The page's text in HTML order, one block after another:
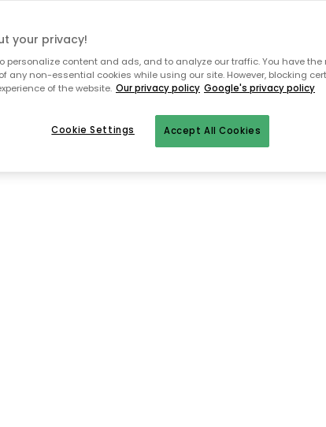
Zur Startseite
your privacy!
personalize content and ads, and to analyze our traffic. You have
any non-essential cookies while using our site. However, blocking
of the website. Our privacy policy Google's privacy policy
Accept All Cookies
Cookie Settings